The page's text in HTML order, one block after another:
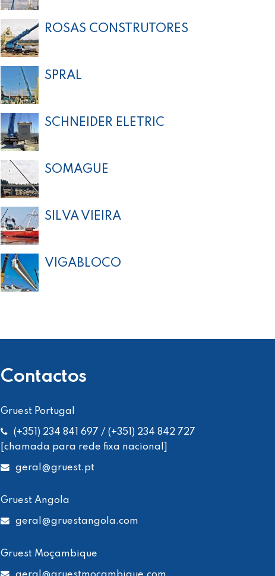
ROSAS CONSTRUTORES
SPRAL
SCHNEIDER ELETRIC
SOMAGUE
SILVA VIEIRA
VIGABLOCO
Contactos
Gruest Portugal
(+351) 234 841 697 / (+351) 234 842 727
[chamada para rede fixa nacional]
geral @gruest.pt
Gruest Angola
geral @gruestangola.com
Gruest Moçambique